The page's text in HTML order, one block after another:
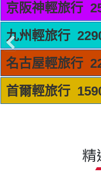
京阪神輕旅行
九州輕旅行
名古屋輕旅行
首爾輕旅行
精